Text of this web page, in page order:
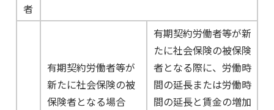
者
有期契約労働者等が
新たに社会保険の被
保険者となる場合
有期契約労働者等が新
たに社会保険の被保険
者となる際に、労働時
間の延長または労働時
間の延長と賃金の増加